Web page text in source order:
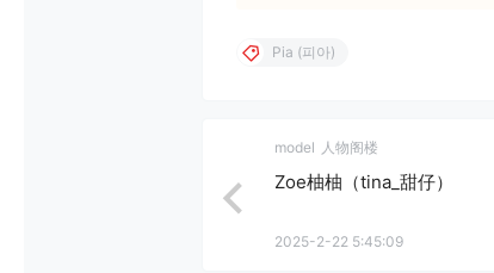
Pia (피아)
model 人物阁楼
Zoe柚柚（tina_甜仔）
2025-2-22 5:45:09